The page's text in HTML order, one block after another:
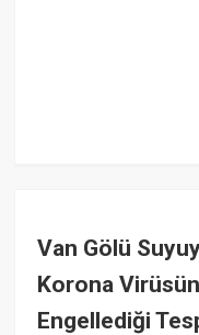
Van Gölü
Korona Virüsün
Engellediği